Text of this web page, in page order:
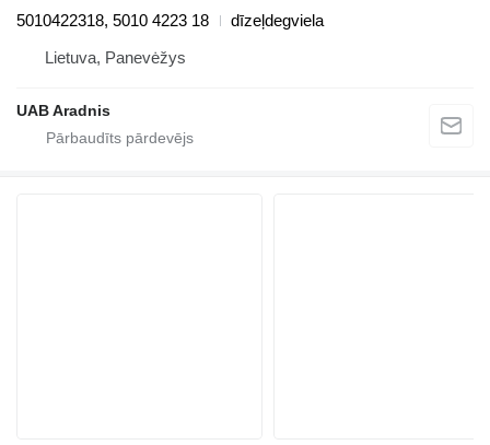
5010422318, 5010 4223 18
dīzeļdegviela
Lietuva, Panevėžys
UAB Aradnis